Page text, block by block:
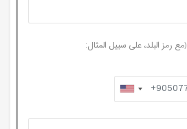
(مع رمز البلد، على سبيل المثال: